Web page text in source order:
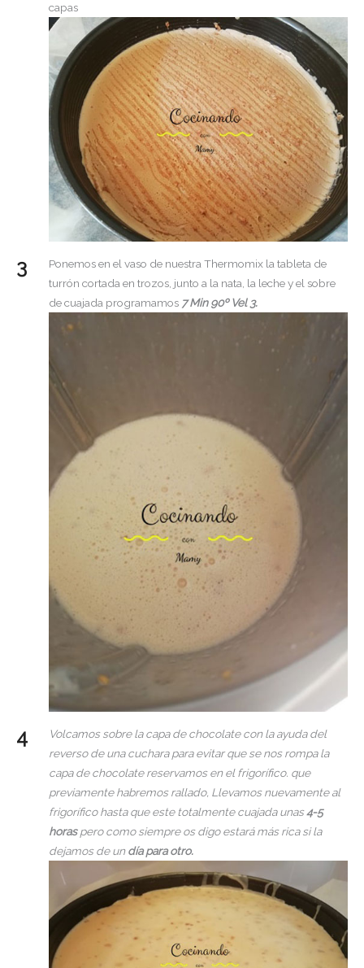
capas
Ponemos en el vaso de nuestra Thermomix la tableta de
turrón cortada en trozos, junto a la nata, la leche y el sobre
de cuajada programamos 7 Min 90º Vel 3.
Volcamos sobre la capa de chocolate con la ayuda del
reverso de una cuchara para evitar que se nos rompa la
capa de chocolate reservamos en el frigorífico. que
previamente habremos rallado, Llevamos nuevamente al
frigorífico hasta que este totalmente cuajada unas4-5
horaspero como siempre os digo estará más rica si la
dejamos de undía para otro.